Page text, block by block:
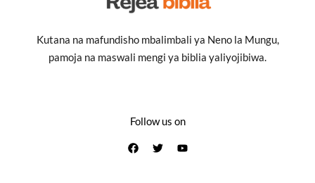
Kutana na mafundisho mbalimbali ya Neno la Mungu,
pamoja na maswali mengi ya biblia yaliyojibiwa.
Follow us on